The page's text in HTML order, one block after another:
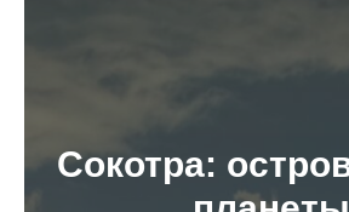
Сокотра: